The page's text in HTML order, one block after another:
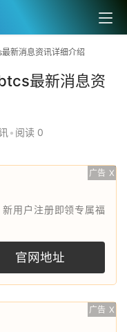
新消息资讯详细介绍
最新消息资
• 阅读 0
广告 X
用户注册即领专属福
官网地址
广告 X